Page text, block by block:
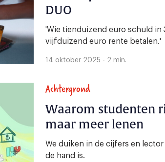
DUO
'Wie tienduizend euro schuld in
vijfduizend euro rente betalen.'
14 oktober 2025 - 2 min.
Achtergrond
Waarom studenten
maar meer lenen
We duiken in de cijfers en
de hand is.